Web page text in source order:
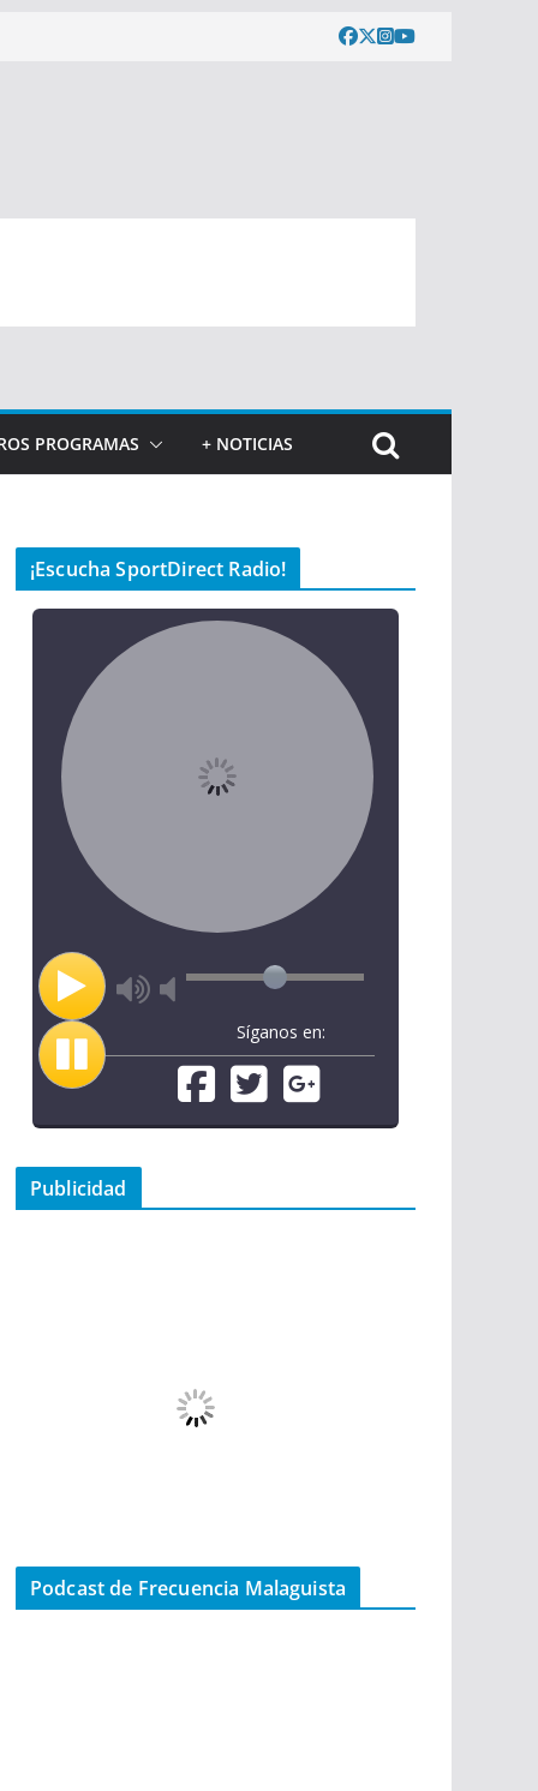
PROGRAMAS + NOTICIAS
¡Escucha SportDirect Radio!
Síganos en:
Publicidad
Podcast de Frecuencia Malaguista